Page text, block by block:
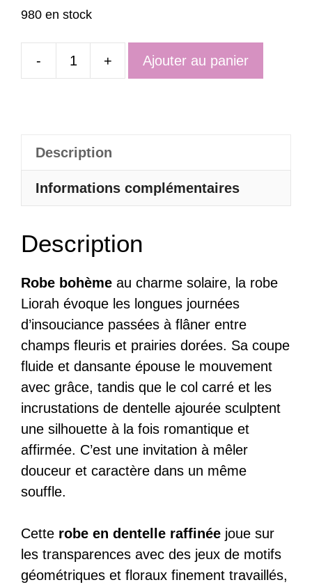
980 en stock
-
quantité
Dentelle
Ajourée
Carré
Liorah
+ Ajouter au panier
Description
Informations complémentaires
Description
Robe bohème au charme solaire, la robe
Liorah évoque les longues journées
d’insouciance passées à flâner entre
champs fleuris et prairies dorées. Sa coupe
fluide et dansante épouse le mouvement
avec grâce, tandis que le col carré et les
incrustations de dentelle ajourée sculptent
une silhouette à la fois romantique et
affirmée. C’est une invitation à mêler
douceur et caractère dans un même
souffle.
Cette robe en dentelle raffinée joue sur
les transparences avec des jeux de motifs
géométriques et floraux finement travaillés,